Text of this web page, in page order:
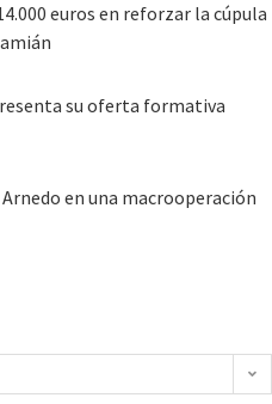
euros en reforzar la cúpula
su oferta formativa
en una macrooperación